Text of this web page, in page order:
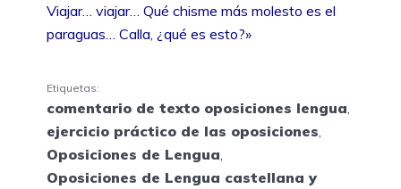
Viajar… viajar… Qué chisme más molesto es el
paraguas… Calla, ¿qué es esto?»
Etiquetas:
comentario de texto oposiciones lengua,
ejercicio práctico de las oposiciones,
Oposiciones de Lengua,
Oposiciones de Lengua castellana y